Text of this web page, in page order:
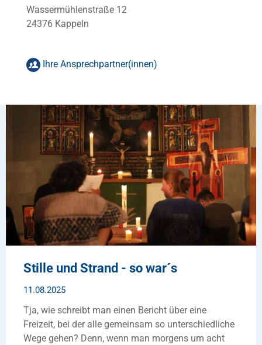
Wassermühlenstraße 12
24376 Kappeln
Ihre Ansprechpartner(innen)
Pastorin - Ökumenische Arbeitsstelle des Kirchenkreises
Schleswig-Flensburg
sn.hansen@kirche-slfl de
Stille und Strand - so war´s
11.08.2025
Tja, wie schreibt man einen Bericht über eine
Freizeit, bei der alle gemeinsam so unterschiedliche
Wege gehen? Denn, wenn man morgens um acht